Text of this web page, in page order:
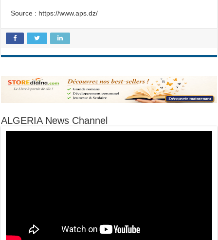
Source : https://www.aps.dz/
ALGERIA News Channel